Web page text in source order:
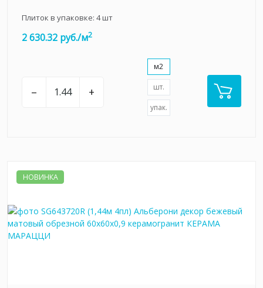
Плиток в упаковке: 4шт
2 630.32 руб./м2
– +
м2
шт.
упак.
НОВИНКА